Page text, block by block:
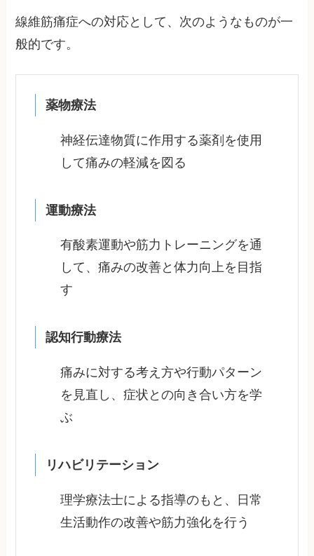
線維筋痛症への対応として、次のようなものが一
般的です。
薬物療法
神経伝達物質に作用する薬剤を使用
して痛みの軽減を図る
運動療法
有酸素運動や筋力トレーニングを通
して、痛みの改善と体力向上を目指
す
認知行動療法
痛みに対する考え方や行動パターン
を見直し、症状との向き合い方を学
ぶ
リハビリテーション
理学療法士による指導のもと、日常
生活動作の改善や筋力強化を行う